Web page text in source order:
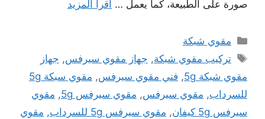
صورة على الطبيعة، كما يعمل … اقرأ المزيد
التصنيفات
مقوي شبكة
الوسوم
تركيب مقوي شبكة, جهاز مقوي سيرفس, جهاز
مقوي شبكة 5g
, فني مقوي سيرفس,
مقوي سبكة 5g
للسرداب, مقوي سيرفس, مقوي سيرفس 5g , مقوي
سيرفس 5g كيفان
, مقوي سيرفس 5g للسرداب , مقوي